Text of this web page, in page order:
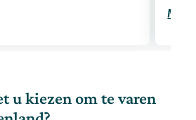
u kiezen om te varen